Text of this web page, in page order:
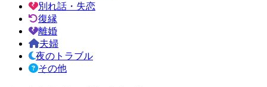
別れ話・失恋
復縁
離婚
夫婦
夜のトラブル
その他